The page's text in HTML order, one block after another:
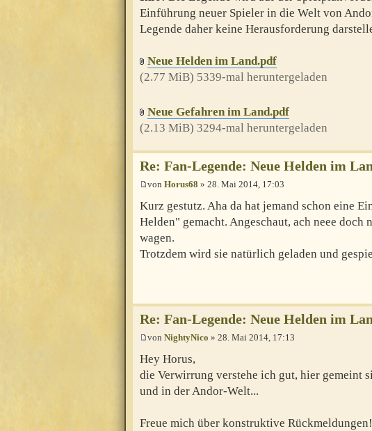
Einführung neuer Spieler in die Welt von
Legende daher keine Herausforderung
Neue Helden im Land.pdf
(2.77 MiB) 5339-mal heruntergeladen
Neue Gefahren im Land.pdf
(2.13 MiB) 3294-mal heruntergeladen
Re: Fan-Legende: Neue Helden im
von Horus68 » 28. Mai 2014, 17:03
Kurz gestutz. Aha da hat jemand schon eine
Helden" gemacht. Angeschaut, ach neee doch
wagen.
Trotzdem wird sie natürlich geladen und
Re: Fan-Legende: Neue Helden im
von NightyNico » 28. Mai 2014, 17:13
Hey Horus,
die Verwirrung verstehe ich gut, hier gemeint
und in der Andor-Welt...
Freue mich über konstruktive